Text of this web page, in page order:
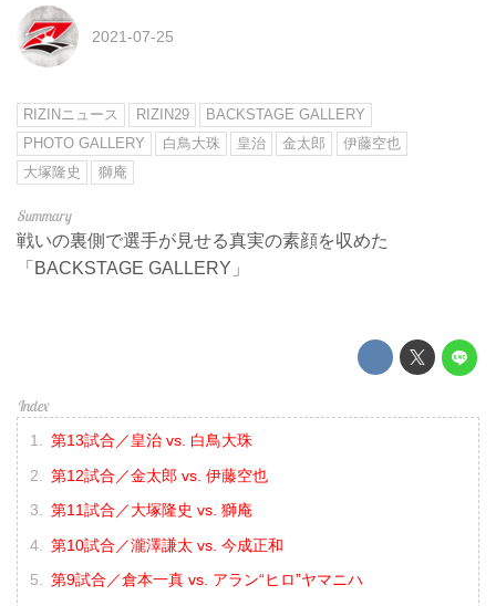
2021-07-25
RIZINニュース RIZIN29
BACKSTAGE GALLERY
PHOTO GALLERY
白鳥大珠 皇治 金太郎
伊藤空也
大塚隆史
獅庵
戦いの裏側で選手が見せる真実の素顔を収めた
「BACKSTAGE GALLERY」
第13試合／皇治 vs. 白鳥大珠
第12試合／金太郎 vs. 伊藤空也
第11試合／大塚隆史 vs. 獅庵
第10試合／瀧澤謙太 vs. 今成正和
第9試合／倉本一真 vs. アラン“ヒロ”ヤマニハ